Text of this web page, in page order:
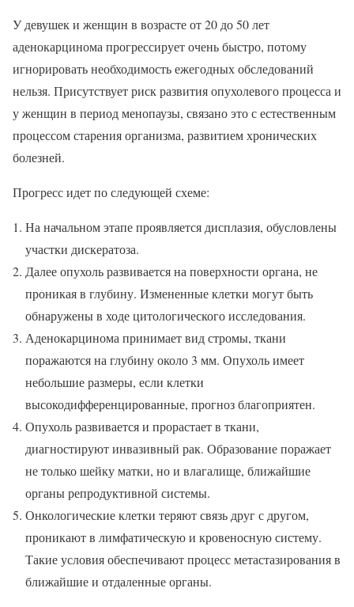
У девушек и женщин в возрасте от 20 до 50 лет
аденокарцинома прогрессирует очень быстро, потому
игнорировать необходимость ежегодных обследований
нельзя. Присутствует риск развития опухолевого процесса и
у женщин в период менопаузы, связано это с естественным
процессом старения организма, развитием хронических
болезней.
Прогресс идет по следующей схеме:
На начальном этапе проявляется дисплазия, обусловлены
участки дискератоза.
Далее опухоль развивается на поверхности органа, не
проникая в глубину. Измененные клетки могут быть
обнаружены в ходе цитологического исследования.
Аденокарцинома принимает вид стромы, ткани
поражаются на глубину около 3 мм. Опухоль имеет
небольшие размеры, если клетки
высокодифференцированные, прогноз благоприятен.
Опухоль развивается и прорастает в ткани,
диагностируют инвазивный рак. Образование поражает
не только шейку матки, но и влагалище, ближайшие
органы репродуктивной системы.
Онкологические клетки теряют связь друг с другом,
проникают в лимфатическую и кровеносную систему.
Такие условия обеспечивают процесс метастазирования в
ближайшие и отдаленные органы.